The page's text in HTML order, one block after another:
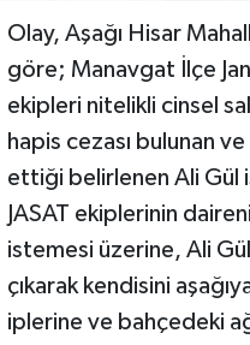
Olay, Aşağı Hisar
göre; Manavgat İlçe
ekipleri nitelikli cinsel
hapis cezası bulunan
ettiği belirlenen Ali Gül
JASAT ekiplerinin
istemesi üzerine, Ali
çıkarak kendisini
iplerine ve bahçedeki